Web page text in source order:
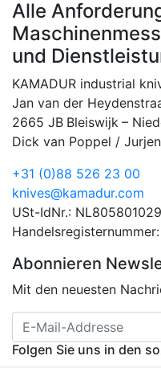
Alle
und
KAMADUR industrial
Jan van der
2665 JB Bleiswijk –
Dick van Poppel /
+31 (0)88 526 23 00
knives@kamadur.com
USt-IdNr.:
Abonnieren
Mit den neuesten
Folgen Sie uns in den